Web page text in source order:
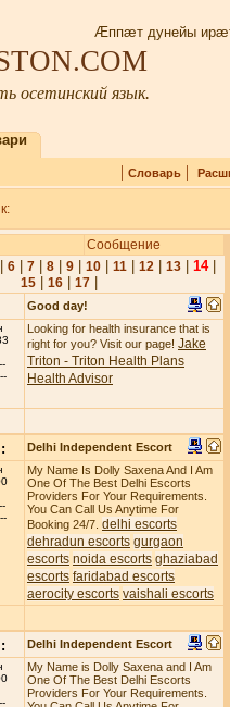
Æппæт дунейы
осетинский язык.
| Словарь|
Сообщение
6| 7| 8| 9| 10| 11| 12| 13| 14|
15| 16| 17|
Good day!
Looking for health insurance that is
right for you? Visit our page! Jake
Triton - Triton Health Plans
Health Advisor
Delhi Independent Escort
My Name Is Dolly Saxena And I Am
One Of The Best Delhi Escorts
Providers For Your Requirements.
You Can Call Us Anytime For
Booking 24/7. delhi escorts
dehradun escorts gurgaon
escorts noida escorts ghaziabad
escorts faridabad escorts
aerocity escorts vaishali escorts
Delhi Independent Escort
My Name is Dolly Saxena and I Am
One Of The Best Delhi Escorts
Providers For Your Requirements.